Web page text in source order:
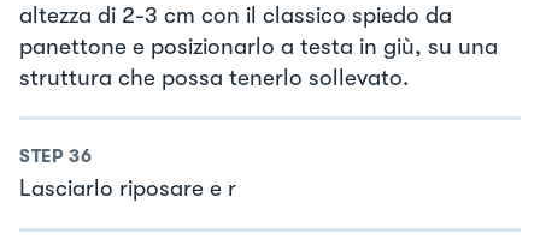
altezza di 2-3 cm con il classico spiedo da
panettone e posizionarlo a testa in giù, su una
struttura che possa tenerlo sollevato.
STEP 36
Lasciarlo riposare e r